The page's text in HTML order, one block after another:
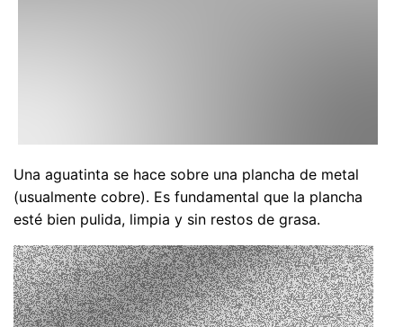
Una aguatinta se hace sobre una plancha de metal
(usualmente cobre). Es fundamental que la plancha
esté bien pulida, limpia y sin restos de grasa.